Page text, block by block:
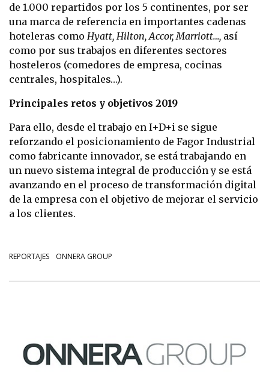
de 1.000 repartidos por los 5 continentes, por ser
una marca de referencia en importantes cadenas
hoteleras como Hyatt, Hilton, Accor, Marriott…, así
como por sus trabajos en diferentes sectores
hosteleros (comedores de empresa, cocinas
centrales, hospitales…).
Principales retos y objetivos 2019
Para ello, desde el trabajo en I+D+i se sigue
reforzando el posicionamiento de Fagor Industrial
como fabricante innovador, se está trabajando en
un nuevo sistema integral de producción y se está
avanzando en el proceso de transformación digital
de la empresa con el objetivo de mejorar el servicio
a los clientes.
REPORTAJES ONNERA GROUP